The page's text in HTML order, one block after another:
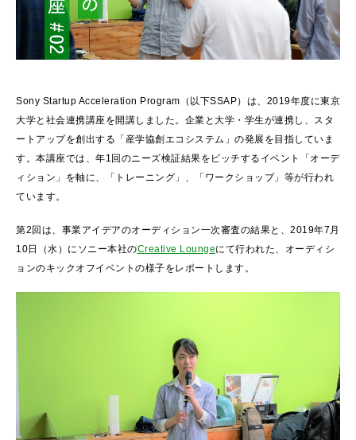
Sony Startup Acceleration Program（以下SSAP）は、2019年度に東京
大学と社会連携講座を開講しました。企業と大学・学生が連携し、スタ
ートアップを創出する「産学協創エコシステム」の発展を目指していま
す。本講座では、年1回のニーズ検証結果をピッチするイベント「オーデ
ィション」を軸に、「トレーニング」、「ワークショップ」等が行われ
ています。
第2回は、事業アイデアのオーディション一次審査の結果と、2019年7月
10日（水）にソニー本社のCreative Loungeにて行われた、オーディシ
ョンのキックオフイベントの様子をレポートします。